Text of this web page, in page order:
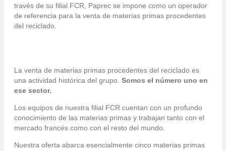
través de su filial FCR, Paprec se impone como un operador
de referencia para la venta de materias primas procedentes
del reciclado.
La venta de materias primas procedentes del reciclado es
una actividad histórica del grupo. Somos el número uno en
ese sector.
Los equipos de nuestra filial FCR cuentan con un profundo
conocimiento de las materias primas y trabajan tanto con el
mercado francés como con el resto del mundo.
Nuestra oferta abarca esencialmente cinco materias primas